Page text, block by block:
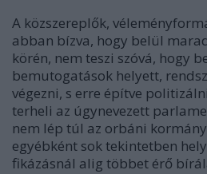
A közszereplők,
abban bízva, hogy belül
körén, nem teszi szóvá, hogy
bemutogatások helyett,
végezni, s erre építve
terheli az úgynevezett
nem lép túl az orbáni
egyébként sok tekintetben
fikázásnál alig többet érő